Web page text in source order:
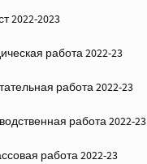
2022-2023
работа 2022-23
работа 2022-23
работа 2022-23
работа 2022-23